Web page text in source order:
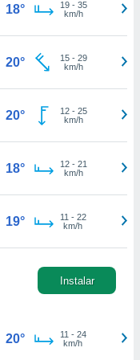
18° 19- 35
km/h
20° 15- 29
km/h
20° 12- 25
km/h
18° 12- 21
km/h
19° 11 - 22
km/h
Instalar
20° 11 - 24
km/h